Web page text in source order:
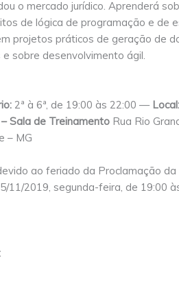
o mercado jurídico. Aprenderá
de lógica de programação e de
projetos práticos de geração de
sobre desenvolvimento ágil.
2ª à 6ª, de 19:00 às 22:00 —
Sala de Treinamento Rua Rio
– MG
ao feriado da Proclamação da
2019, segunda-feira, de 19:00